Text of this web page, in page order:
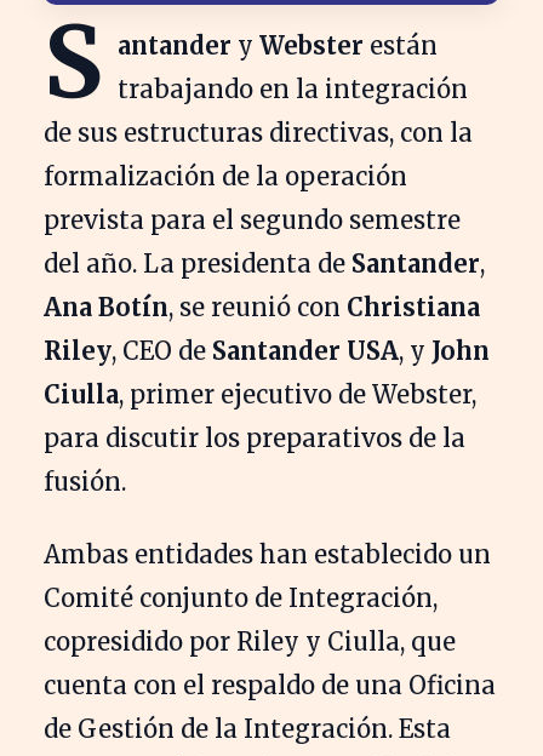
S antander y Webster están
trabajando en la integración
de sus estructuras directivas, con la
formalización de la operación
prevista para el segundo semestre
del año. La presidenta de Santander,
Ana Botín, se reunió con Christiana
Riley, CEO de Santander USA, y John
Ciulla, primer ejecutivo de Webster,
para discutir los preparativos de la
fusión.
Ambas entidades han establecido un
Comité conjunto de Integración,
copresidido por Riley y Ciulla, que
cuenta con el respaldo de una Oficina
de Gestión de la Integración. Esta